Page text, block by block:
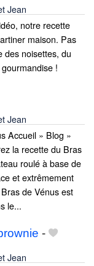
Jean
notre recette
maison. Pas
des noisettes, du
!
Jean
Accueil » Blog »
la recette du Bras
roulé à base de
et extrêmement
de Vénus est
le...
-
Jean